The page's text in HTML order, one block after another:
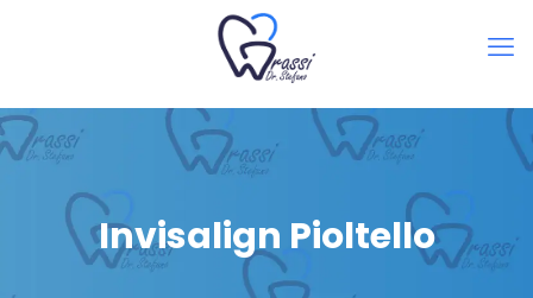
Invisalign Pioltello